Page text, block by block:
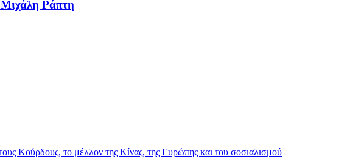
Μιχάλη Ράπτη